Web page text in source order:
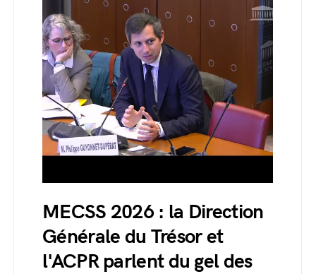
MECSS 2026 : la Direction
Générale du Trésor et
l'ACPR parlent du gel des